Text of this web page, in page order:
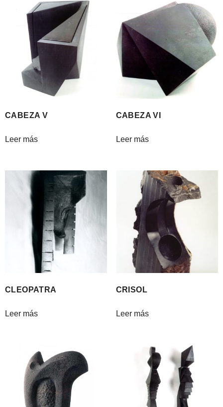
CABEZA V
Leer más
CABEZA VI
Leer más
CLEOPATRA
Leer más
CRISOL
Leer más